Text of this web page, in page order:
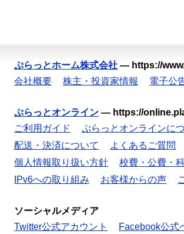
ぷらっとホーム株式会社 — https://
会社概要
株主・投資家情報 電子公
ぷらっとオンライン — https://
ご利用ガイド
ぷらっとオンラインに
配送・決済について
よくあるご質問
個人情報取り扱い方針
校費・公費・
IPv6への取り組み
お客様からの声
ソーシャルメディア
Twitter公式アカウント
Facebook公式